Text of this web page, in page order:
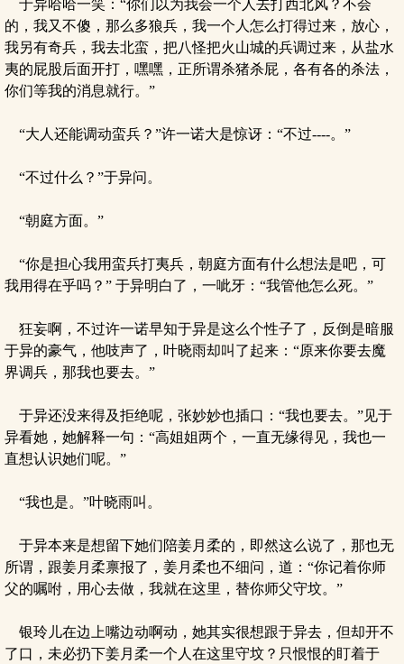
于异哈哈一笑：“你们以为我会一个人去打西北风？不会
的，我又不傻，那么多狼兵，我一个人怎么打得过来，放心，
我另有奇兵，我去北蛮，把八怪把火山城的兵调过来，从盐水
夷的屁股后面开打，嘿嘿，正所谓杀猪杀屁，各有各的杀法，
你们等我的消息就行。”
“大人还能调动蛮兵？”许一诺大是惊讶：“不过----。”
“不过什么？”于异问。
“朝庭方面。”
“你是担心我用蛮兵打夷兵，朝庭方面有什么想法是吧，可
我用得在乎吗？” 于异明白了，一呲牙：“我管他怎么死。”
狂妄啊，不过许一诺早知于异是这么个性子了，反倒是暗服
于异的豪气，他吱声了，叶晓雨却叫了起来：“原来你要去魔
界调兵，那我也要去。”
于异还没来得及拒绝呢，张妙妙也插口：“我也要去。”见于
异看她，她解释一句：“高姐姐两个，一直无缘得见，我也一
直想认识她们呢。”
“我也是。”叶晓雨叫。
于异本来是想留下她们陪姜月柔的，即然这么说了，那也无
所谓，跟姜月柔禀报了，姜月柔也不细问，道：“你记着你师
父的嘱咐，用心去做，我就在这里，替你师父守坟。”
银玲儿在边上嘴边动啊动，她其实很想跟于异去，但却开不
了口，未必扔下姜月柔一个人在这里守坟？只恨恨的盯着于